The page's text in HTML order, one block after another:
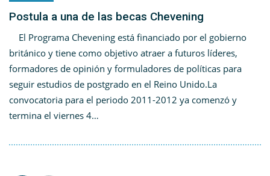
Postula a una de las becas Chevening
El Programa Chevening está financiado por el gobierno
británico y tiene como objetivo atraer a futuros líderes,
formadores de opinión y formuladores de políticas para
seguir estudios de postgrado en el Reino Unido.La
convocatoria para el periodo 2011-2012 ya comenzó y
termina el viernes 4…